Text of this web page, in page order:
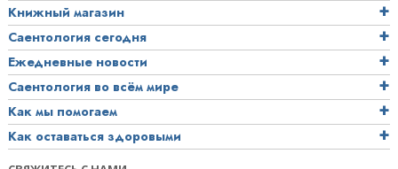
Книжный магазин
Саентология сегодня
Ежедневные новости
Саентология во всём мире
Как мы помогаем
Как оставаться здоровыми